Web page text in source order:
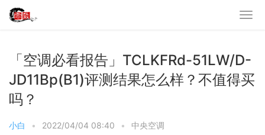
「空调必看报告」TCLKFRd-51LW/D-
JD11Bp(B1)评测结果怎么样？不值得买
吗？
小白 • 2022/04/04 08:40 • 中央空调